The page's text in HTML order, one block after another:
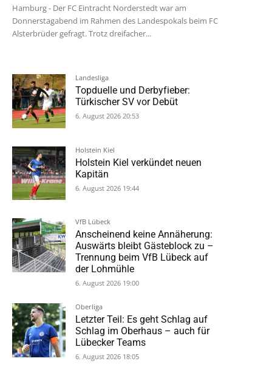
Hamburg - Der FC Eintracht Norderstedt war am
Donnerstagabend im Rahmen des Landespokals beim FC
Alsterbrüder gefragt. Trotz dreifacher...
Landesliga
Topduelle und Derbyfieber:
Türkischer SV vor Debüt
6. August 2026 20:53
Holstein Kiel
Holstein Kiel verkündet neuen
Kapitän
6. August 2026 19:44
VfB Lübeck
Anscheinend keine Annäherung:
Auswärts bleibt Gästeblock zu –
Trennung beim VfB Lübeck auf
der Lohmühle
6. August 2026 19:00
Oberliga
Letzter Teil: Es geht Schlag auf
Schlag im Oberhaus – auch für
Lübecker Teams
6. August 2026 18:05